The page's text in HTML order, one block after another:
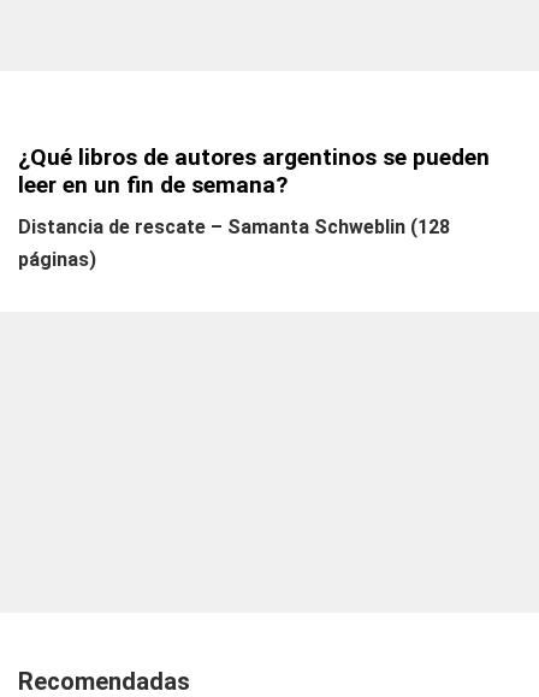
¿Qué libros de autores argentinos se pueden
leer en un fin de semana?
Distancia de rescate – Samanta Schweblin (128
páginas)
Recomendadas